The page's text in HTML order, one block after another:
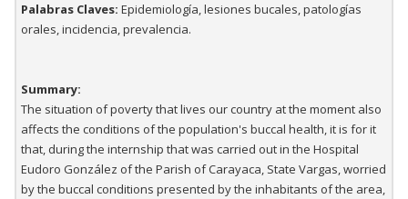
Palabras Claves: Epidemiología, lesiones bucales, patologías
orales, incidencia, prevalencia.
Summary:
The situation of poverty that lives our country at the moment also
affects the conditions of the population's buccal health, it is for it
that, during the internship that was carried out in the Hospital
Eudoro González of the Parish of Carayaca, State Vargas, worried
by the buccal conditions presented by the inhabitants of the area,